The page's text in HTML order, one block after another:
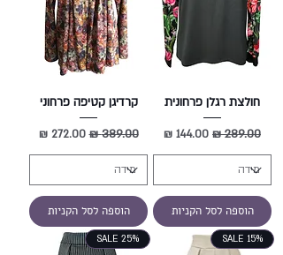
חולצת רגלן פרחונית
מחיר רגיל מחיר מבצע
הוספה לסל הקניות
קרדיגן קטיפה פרחוני
מחיר רגיל‏389.00 ‏₪ מחיר מבצע‏272.00 ‏₪
הוספה לסל הקניות
SALE 15%
SALE 25%